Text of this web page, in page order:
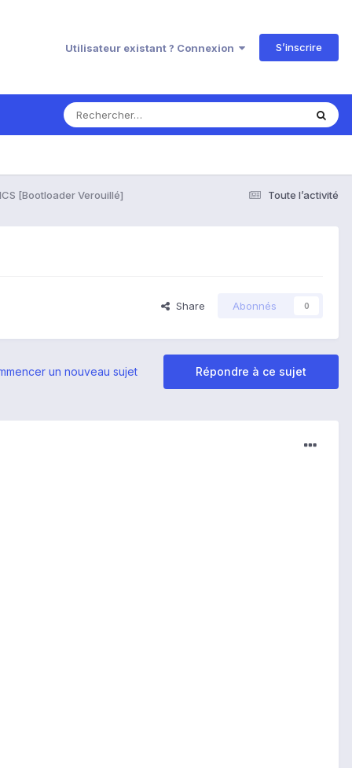
Utilisateur existant ? Connexion S’inscrire
Toute l’activité
[Bootloader Verouillé]
Share Abonnés 0
Répondre à ce sujet
un nouveau sujet